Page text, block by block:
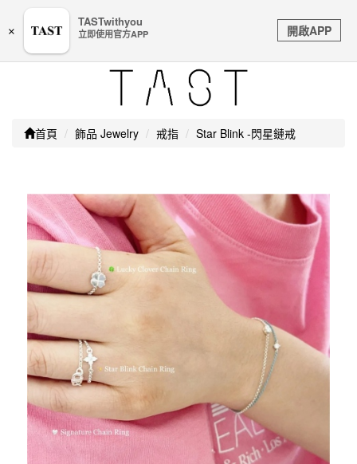
銀行帳戶或信用卡等個人資訊，如接到請立即掛斷或撥打
Toggle
navigation
首頁 飾品 Jewelry 戒指 Star Blink -閃星鏈戒
×
TASTwithyou
立即使用官方APP 開啟APP